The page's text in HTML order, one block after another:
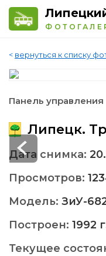
< вернуться к списку
Панель управления
Липецк.
Дата снимка:
Просмотров:
Модель: ЗиУ-
Построен: 1992
Текущее